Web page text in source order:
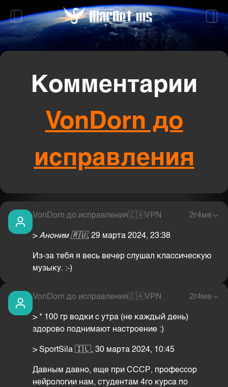
Комментарии
VonDorn до
исправления
VonDorn до исправления🇨🇦VPN 2г4ме
>Аноним 🇷🇺, 29 марта 2024, 23:38
Из-за тебя я весь вечер слушал классическую
музыку. :-)
VonDorn до исправления🇨🇦VPN 2г4ме
> * 100 гр водки с утра (не каждый день)
здорово поднимают настроение :)
> SportSila 🇮🇱, 30 марта 2024, 10:45
Давным давно, еще при СССР, профессор
нейрологии нам, студентам 4го курса по